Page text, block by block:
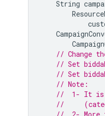
String
// Change
// Set
// Set
// Note:
//  1- It is
//